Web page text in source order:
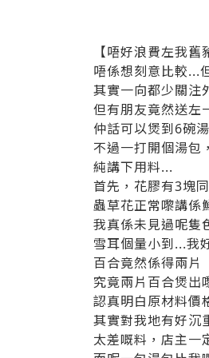
【唔好浪費左我舊
唔係想刻意比較...
其實一向都少關注
但有朋友竟然送左
仲話可以煲到6碗湯
不過一打開個湯包
純講下用料...
首先，花膠有3塊
蟲草花正常嚟講係
我真係未見過呢隻
雪耳個量小到...我
百合竟然係得兩片
究竟兩片百合煲出
認真明白原材料價
其實對我地有好沉
太差嘅料，店主一